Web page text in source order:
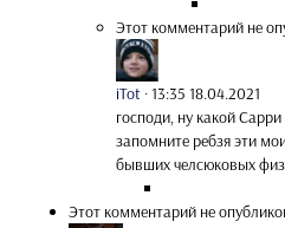
Этот комментарий не
iTot ·13:35 18.04.2021
господи, ну какой Сарри
запомните ребзя эти
бывших челсюковых
Этот комментарий не